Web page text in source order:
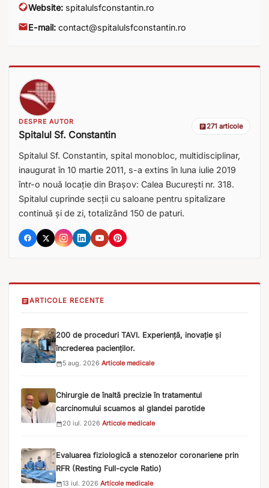
Website: spitalulsfconstantin.ro
E-mail: contact@spitalulsfconstantin.ro
DESPRE AUTOR
Spitalul Sf. Constantin
271 articole
Spitalul Sf. Constantin, spital monobloc, multidisciplinar,
inaugurat în 10 martie 2011, s-a extins în luna iulie 2019
într-o nouă locație din Brașov: Calea București nr. 318.
Spitalul cuprinde secții cu saloane pentru spitalizare
continuă și de zi, totalizând 150 de paturi.
ARTICOLE RECENTE
200 de proceduri TAVI. Experiență, inovație și
încrederea pacienților.
5 aug. 2026·Articole medicale
Chirurgie de înaltă precizie în tratamentul
carcinomului scuamos al glandei parotide
20 iul. 2026·Articole medicale
Evaluarea fiziologică a stenozelor coronariene prin
RFR (Resting Full-cycle Ratio)
13 iul. 2026·Articole medicale